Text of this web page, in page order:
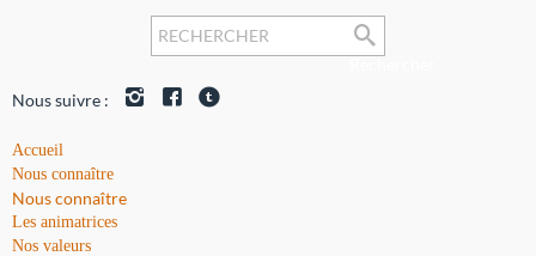
Nous suivre :
Accueil
Nous connaître
Nous connaître
Les animatrices
Nos valeurs